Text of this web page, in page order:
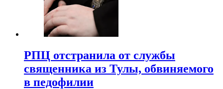
РПЦ отстранила от службы
священника из Тулы, обвиняемого
в педофилии